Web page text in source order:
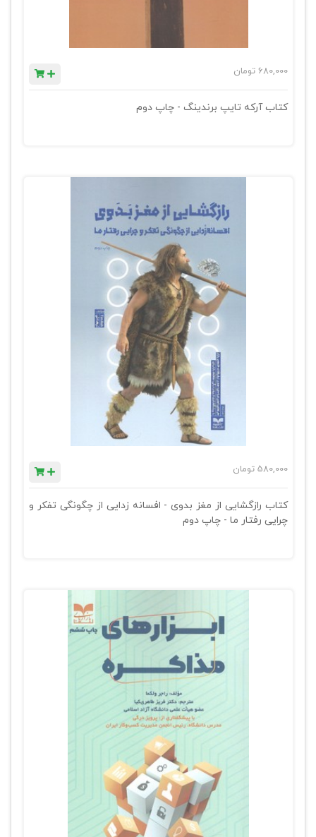
680,000 تومان
کتاب آرکه تایپ برندینگ - چاپ دوم
580,000 تومان
کتاب رازگشایی از مغز بدوی - افسانه زدایی از چگونگی تفکر و
چرایی رفتار ما - چاپ دوم